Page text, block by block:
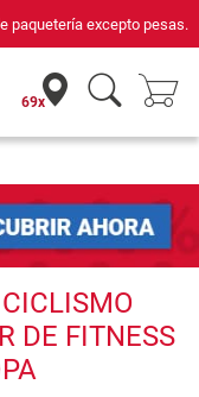
paquetería excepto pesas.
69x
DE FITNESS